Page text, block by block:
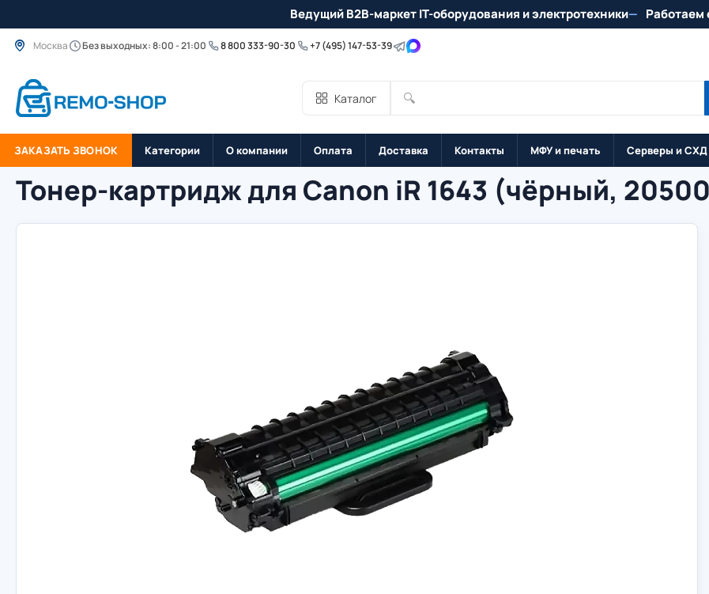
Ведущий B2B-маркет IT-оборудования и электротехники Работаем
Москва Без выходных: 8:00 - 21:00 8 800 333-90-30 +7 (495) 147-53-39
Каталог 🔍
ЗАКАЗАТЬ ЗВОНОК Категории О компании Оплата Доставка Контакты МФУ и печать Серверы и СХД
Тонер-картридж для Canon iR 1643 (чёрный,